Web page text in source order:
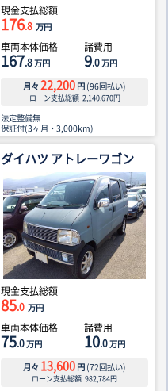
現金支払総額
176.8 万円
車両本体価格
167.8万円
諸費用
9.0万円
月々 22,200 円 (96回払い)
ローン支払総額 2,140,670円
法定整備無
保証付(3ヶ月・3,000km)
ダイハツ アトレーワゴン
現金支払総額
85.0 万円
車両本体価格
75.0万円
諸費用
10.0万円
月々 13,600 円 (72回払い)
ローン支払総額 982,784円